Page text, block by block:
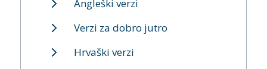
Angleški verzi
Verzi za dobro jutro
Hrvaški verzi